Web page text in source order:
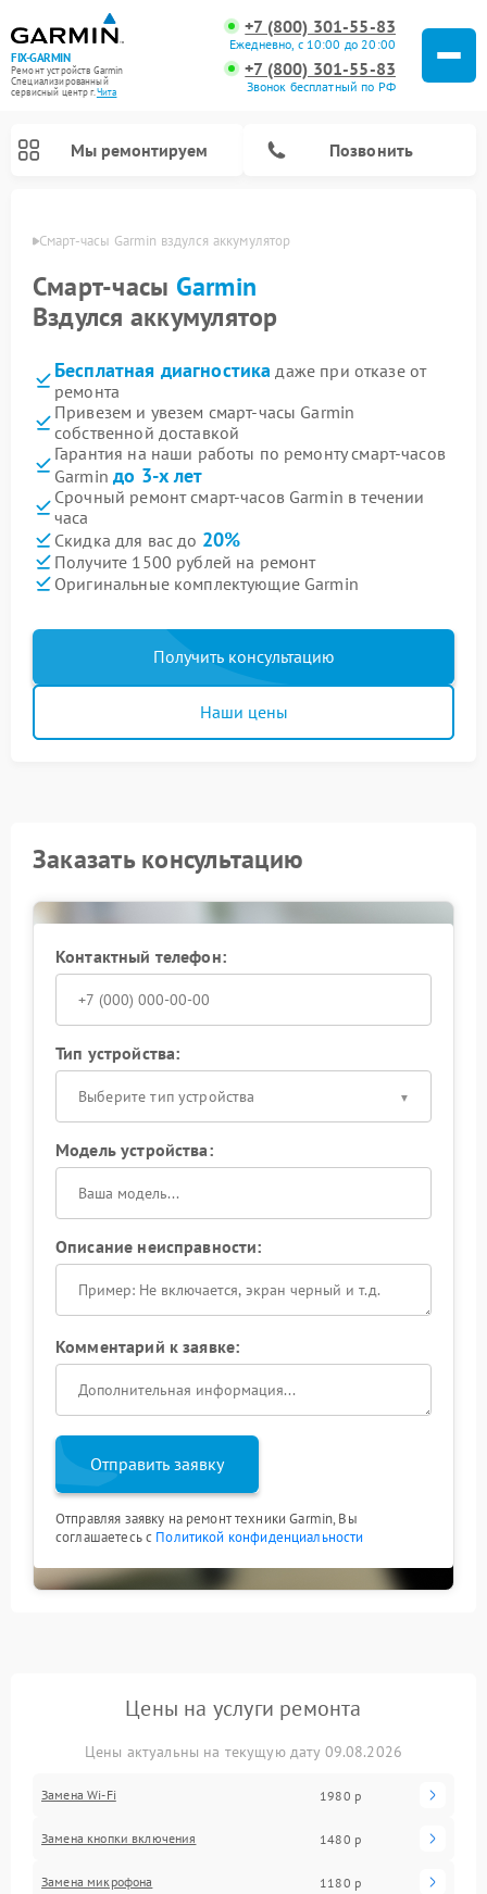
FIX-GARMIN
Ремонт устройств Garmin
Специализированный
cервисный центр г.Чита
+7 (800) 301-55-83
Ежедневно, с 10:00 до 20:00
+7 (800) 301-55-83
Звонок бесплатный по РФ
Мы ремонтируем Позвонить
Смарт-часы Garmin вздулся аккумулятор
Смарт-часы Garmin
Вздулся аккумулятор
Бесплатная диагностика даже при отказе от
ремонта
Привезем и увезем смарт-часы Garmin
собственной доставкой
Гарантия на наши работы по ремонту смарт-часов
Garminдо 3-х лет
Срочный ремонт смарт-часов Garmin в течении
часа
Скидка для вас до 20%
Получите 1500 рублей на ремонт
Оригинальные комплектующие Garmin
Получить консультацию
Наши цены
Заказать консультацию
Контактный телефон:
Тип устройства:
Выберите тип устройства
Модель устройства:
Описание неисправности:
Комментарий к заявке:
Отправить заявку
Отправляя заявку на ремонт техники Garmin, Вы
соглашаетесь с Политикой конфиденциальности
Цены на услуги ремонта
Цены актуальны на текущую дату 09.08.2026
Замена Wi-Fi 1980 р
Замена кнопки включения 1480 р
Замена микрофона 1180 р